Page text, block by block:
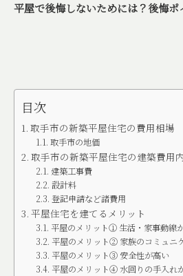
平屋で後悔しないためには？後悔
目次
取手市の新築平屋住宅の費用相場
取手市の地価
取手市の新築平屋住宅の建築費用
建築工事費
設計料
登記申請など諸費用
平屋住宅を建てるメリット
平屋のメリット① 生活・家事動線
平屋のメリット② 家族のコミュニ
平屋のメリット③ 安全性が高い
平屋のメリット④ 水回りの手入れ